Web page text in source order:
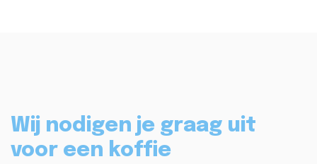
Wij nodigen je graag uit
voor een koffie